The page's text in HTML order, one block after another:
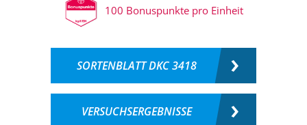
100 Bonuspunkte pro Einheit
SORTENBLATT DKC 3418
VERSUCHSERGEBNISSE